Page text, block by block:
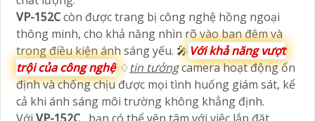
VP-152Ccòn được trang bị công nghệ hồng ngoại
thông minh, cho khả năng nhìn rõ vào ban đêm và
trong điều kiện ánh sáng yếu. 🎤 Với khả năng vượt
trội của công nghệ ♢tin tưởngcamera hoạt động ổn
định và chống chịu được mọi tình huống giám sát, kể
cả khi ánh sáng môi trường không khẳng định.